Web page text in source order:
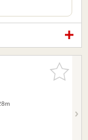
お気に入
りに追加